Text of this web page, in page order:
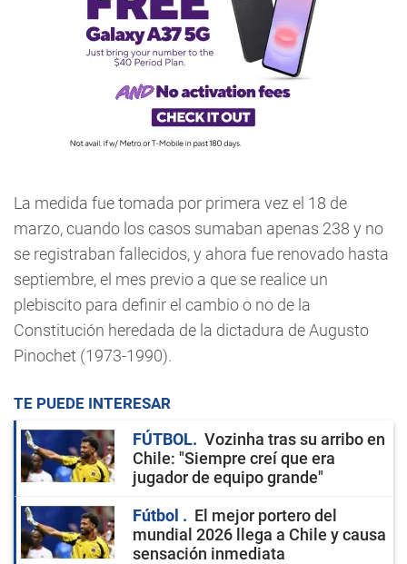
La medida fue tomada por primera vez el 18 de
marzo, cuando los casos sumaban apenas 238 y no
se registraban fallecidos, y ahora fue renovado hasta
septiembre, el mes previo a que se realice un
plebiscito para definir el cambio o no de la
Constitución heredada de la dictadura de Augusto
Pinochet (1973-1990).
TE PUEDE INTERESAR
FÚTBOL
Vozinha tras su arribo en
Chile: "Siempre creí que era
jugador de equipo grande"
Fútbol
El mejor portero del
mundial 2026 llega a Chile y causa
sensación inmediata